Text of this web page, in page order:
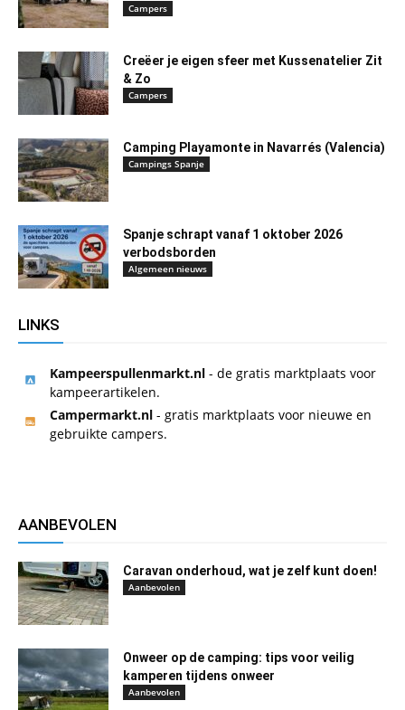
Campers
Creëer je eigen sfeer met Kussenatelier Zit
& Zo
Campers
Camping Playamonte in Navarrés (Valencia)
Campings Spanje
Spanje schrapt vanaf 1 oktober 2026
verbodsborden
Algemeen nieuws
LINKS
Kampeerspullenmarkt.nl - de gratis marktplaats voor
kampeerartikelen.
Campermarkt.nl - gratis marktplaats voor nieuwe en
gebruikte campers.
AANBEVOLEN
Caravan onderhoud, wat je zelf kunt doen!
Aanbevolen
Onweer op de camping: tips voor veilig
kamperen tijdens onweer
Aanbevolen